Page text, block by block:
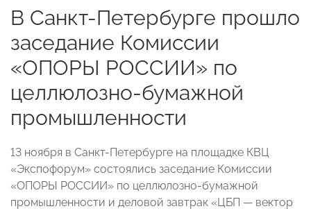
В Санкт-Петербурге прошло
заседание Комиссии
«ОПОРЫ РОССИИ» по
целлюлозно-бумажной
промышленности
13 ноября в Санкт-Петербурге на площадке КВЦ
«Экспофорум» состоялись заседание Комиссии
«ОПОРЫ РОССИИ» по целлюлозно-бумажной
промышленности и деловой завтрак «ЦБП — вектор